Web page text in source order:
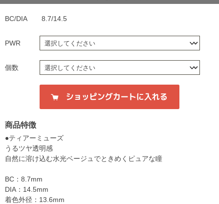
BC/DIA 8.7/14.5
PWR
個数
商品特徴
●ティアーミューズ
うるツヤ透明感
自然に溶け込む水光ベージュでときめくピュアな瞳
BC：8.7mm
DIA：14.5mm
着色外径：13.6mm